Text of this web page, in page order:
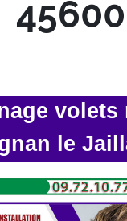
45600
le